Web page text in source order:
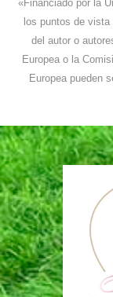
«Financiado por la
los puntos de
del autor o
Europea o la
Europea pueden